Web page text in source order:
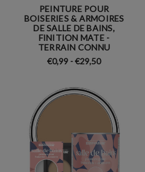
PEINTURE POUR
BOISERIES & ARMOIRES
DE SALLE DE BAINS,
FINITION MATE -
TERRAIN CONNU
€0,99 - €29,50